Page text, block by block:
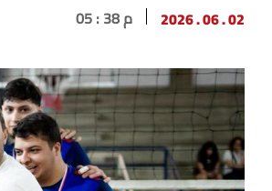
02 . 06 . 2026 05 : 38 م